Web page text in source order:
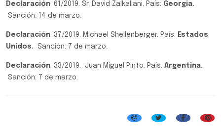
Declaración: 61/2019. Sr. David Zalkaliani. País: Georgia.
Sanción: 14 de marzo.
Declaración: 37/2019. Michael Shellenberger. País: Estados
Unidos. Sanción: 7 de marzo.
Declaración: 33/2019. Juan Miguel Pinto. País: Argentina.
Sanción: 7 de marzo.